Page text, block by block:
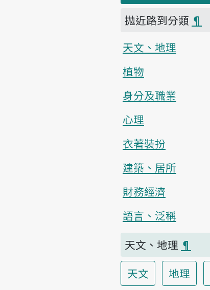
拋近路到分類 ¶
天文、地理
植物
身分及職業
心理
衣著裝扮
建築、居所
財務經濟
語言、泛稱
天文、地理 ¶
天文
地理